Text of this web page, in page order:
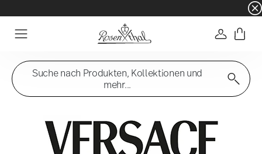
☀️ Summer SALE – noch mehr sparen:
Suche nach Produkten, Kollektionen und
mehr...